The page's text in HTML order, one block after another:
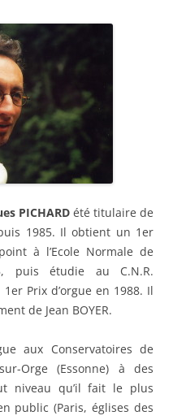
PICHARD été titulaire de
1985. Il obtient un 1er
à l’Ecole Normale de
puis étudie au C.N.R.
Prix d’orgue en 1988. Il
de Jean BOYER.
aux Conservatoires de
Orge (Essonne) à des
niveau qu’il fait le plus
public (Paris, églises des